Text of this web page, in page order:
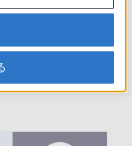
ト情報はありませ